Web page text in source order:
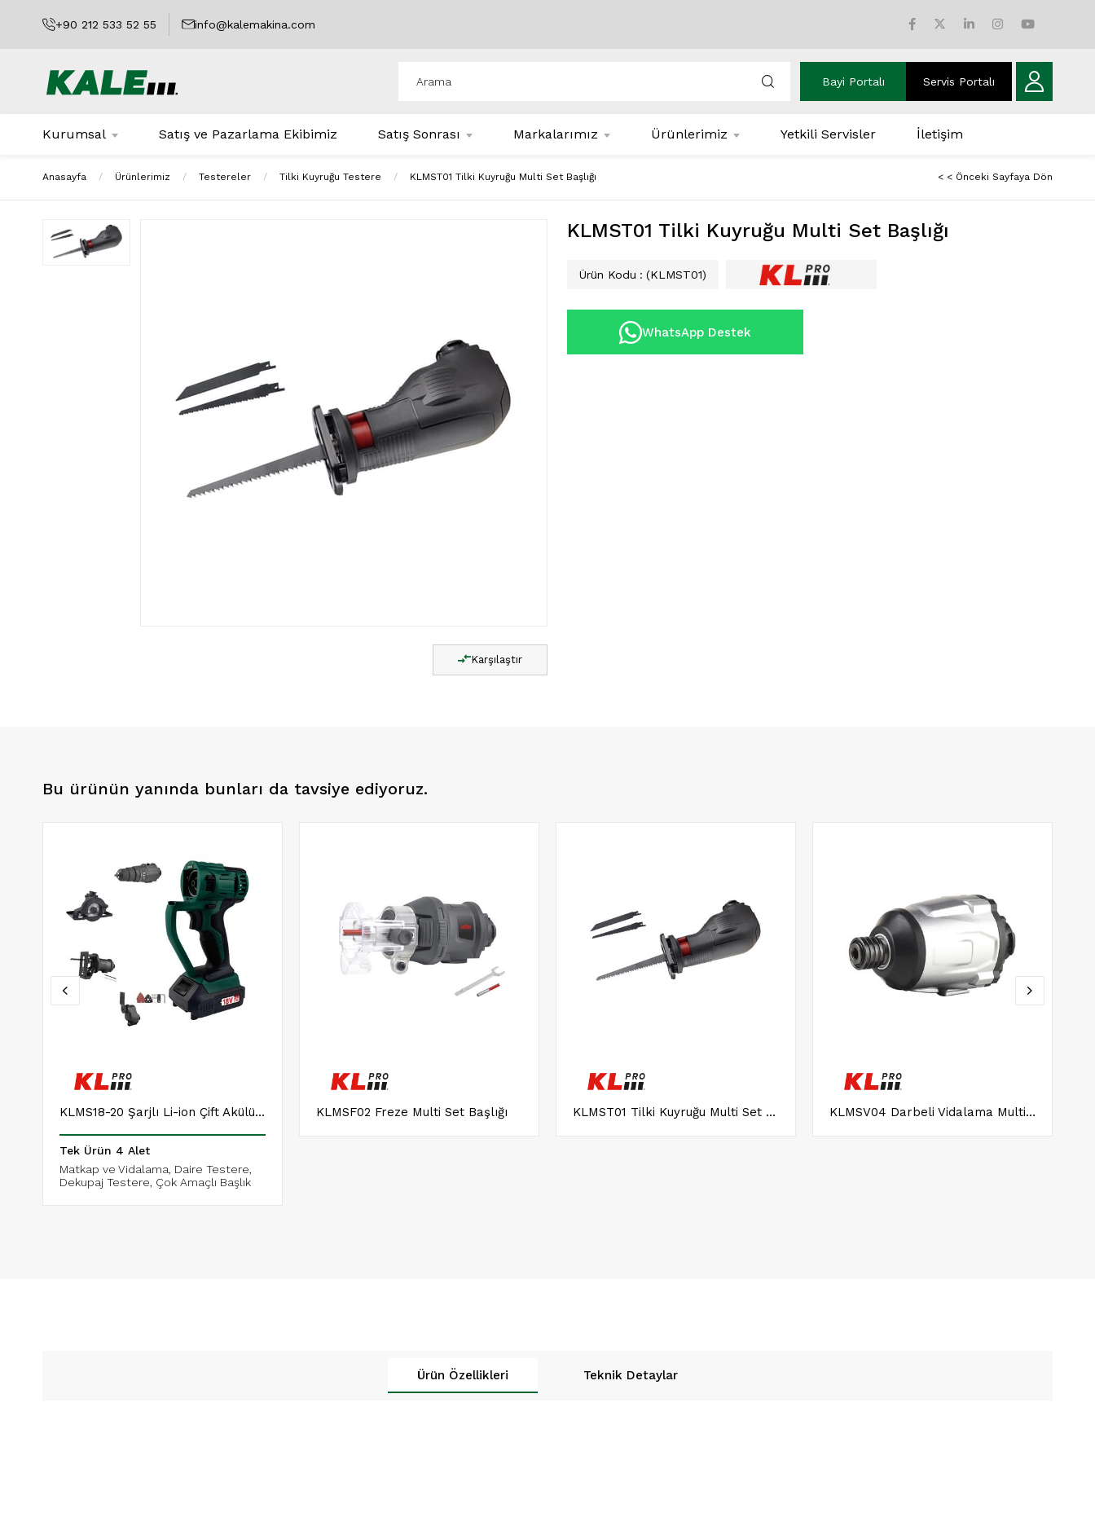
+90 212 533 52 55 info@kalemakina.com
Bayi Portalı Servis Portalı
Kurumsal Satış ve Pazarlama Ekibimiz Satış Sonrası Markalarımız Ürünlerimiz Yetkili Servisler İletişim
Anasayfa Ürünlerimiz Testereler Tilki Kuyruğu Testere KLMST01 Tilki Kuyruğu Multi Set Başlığı < < Önceki Sayfaya Dön
Karşılaştır
KLMST01 Tilki Kuyruğu Multi Set Başlığı
Ürün Kodu (KLMST01)
WhatsApp Destek
Bu ürünün yanında bunları da tavsiye ediyoruz.
KLMS18-20 Şarjlı Li-ion Çift Akülü Vidalama Multi Set
Tek Ürün 4 Alet
Matkap ve Vidalama, Daire Testere,
Dekupaj Testere, Çok Amaçlı Başlık
KLMSF02 Freze Multi Set Başlığı KLMST01 Tilki Kuyruğu Multi Set Başlığı KLMSV04 Darbeli Vidalama Multi Set Başlığı
Ürün Özellikleri Teknik Detaylar